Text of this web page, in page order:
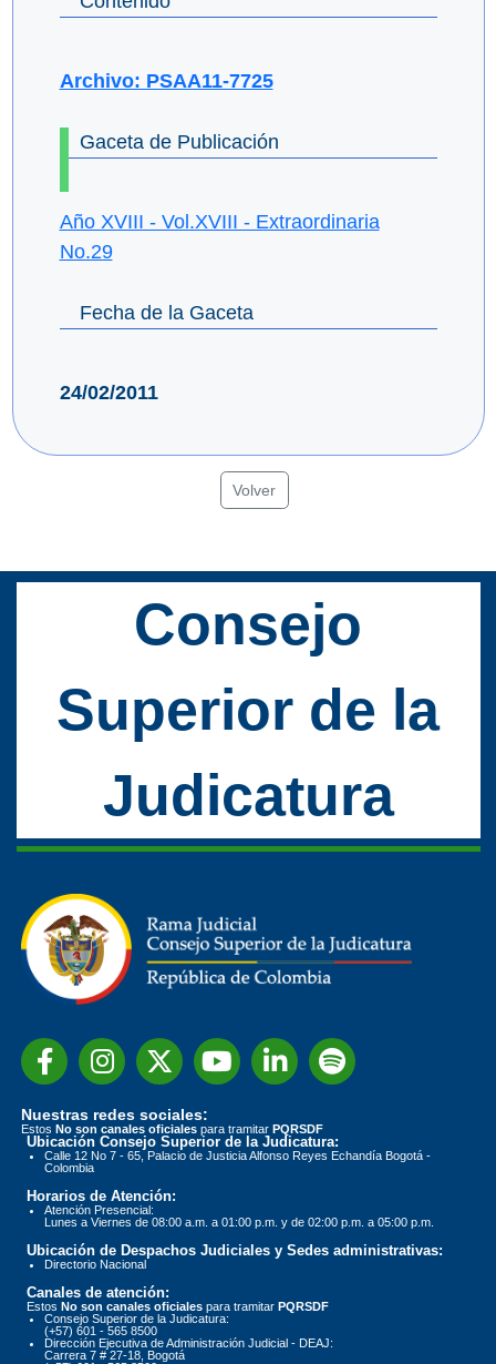
Archivo: PSAA11-7725
Gaceta de Publicación
Año XVIII - Vol.XVIII - Extraordinaria
No.29
Fecha de la Gaceta
24/02/2011
Volver
Consejo
Superior de la
Judicatura
Nuestras redes sociales:
Estos No son canales oficiales para tramitar PQRSDF
Ubicación Consejo Superior de la Judicatura:
Calle 12 No 7 - 65, Palacio de Justicia Alfonso Reyes Echandía Bogotá -
Colombia
Horarios de Atención:
Atención Presencial:
Lunes a Viernes de 08:00 a.m. a 01:00 p.m. y de 02:00 p.m. a 05:00 p.m.
Ubicación de Despachos Judiciales y Sedes administrativas:
Directorio Nacional
Canales de atención:
Estos No son canales oficiales para tramitar PQRSDF
Consejo Superior de la Judicatura:
(+57) 601 - 565 8500
Dirección Ejecutiva de Administración Judicial - DEAJ:
Carrera 7 # 27-18, Bogotá